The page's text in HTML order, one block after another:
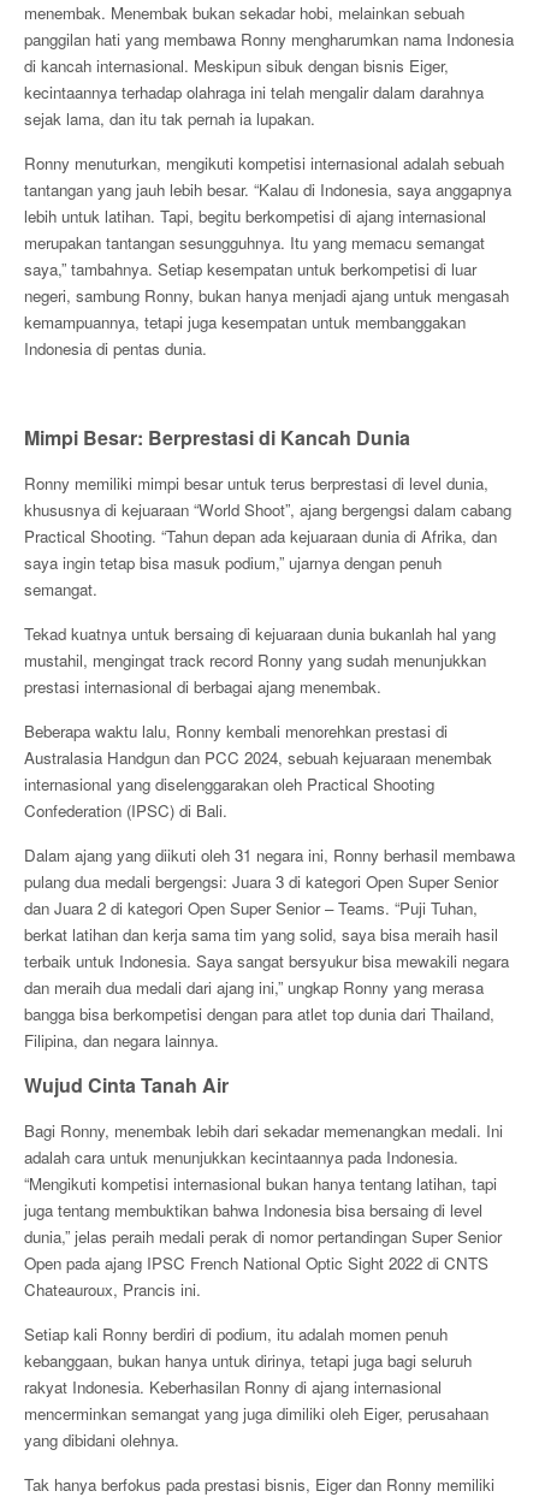
menembak. Menembak bukan sekadar hobi, melainkan sebuah
panggilan hati yang membawa Ronny mengharumkan nama Indonesia
di kancah internasional. Meskipun sibuk dengan bisnis Eiger,
kecintaannya terhadap olahraga ini telah mengalir dalam darahnya
sejak lama, dan itu tak pernah ia lupakan.
Ronny menuturkan, mengikuti kompetisi internasional adalah sebuah
tantangan yang jauh lebih besar. “Kalau di Indonesia, saya anggapnya
lebih untuk latihan. Tapi, begitu berkompetisi di ajang internasional
merupakan tantangan sesungguhnya. Itu yang memacu semangat
saya,” tambahnya. Setiap kesempatan untuk berkompetisi di luar
negeri, sambung Ronny, bukan hanya menjadi ajang untuk mengasah
kemampuannya, tetapi juga kesempatan untuk membanggakan
Indonesia di pentas dunia.
Mimpi Besar: Berprestasi di Kancah Dunia
Ronny memiliki mimpi besar untuk terus berprestasi di level dunia,
khususnya di kejuaraan “World Shoot”, ajang bergengsi dalam cabang
Practical Shooting. “Tahun depan ada kejuaraan dunia di Afrika, dan
saya ingin tetap bisa masuk podium,” ujarnya dengan penuh
semangat.
Tekad kuatnya untuk bersaing di kejuaraan dunia bukanlah hal yang
mustahil, mengingat track record Ronny yang sudah menunjukkan
prestasi internasional di berbagai ajang menembak.
Beberapa waktu lalu, Ronny kembali menorehkan prestasi di
Australasia Handgun dan PCC 2024, sebuah kejuaraan menembak
internasional yang diselenggarakan oleh Practical Shooting
Confederation (IPSC) di Bali.
Dalam ajang yang diikuti oleh 31 negara ini, Ronny berhasil membawa
pulang dua medali bergengsi: Juara 3 di kategori Open Super Senior
dan Juara 2 di kategori Open Super Senior – Teams. “Puji Tuhan,
berkat latihan dan kerja sama tim yang solid, saya bisa meraih hasil
terbaik untuk Indonesia. Saya sangat bersyukur bisa mewakili negara
dan meraih dua medali dari ajang ini,” ungkap Ronny yang merasa
bangga bisa berkompetisi dengan para atlet top dunia dari Thailand,
Filipina, dan negara lainnya.
Wujud Cinta Tanah Air
Bagi Ronny, menembak lebih dari sekadar memenangkan medali. Ini
adalah cara untuk menunjukkan kecintaannya pada Indonesia.
“Mengikuti kompetisi internasional bukan hanya tentang latihan, tapi
juga tentang membuktikan bahwa Indonesia bisa bersaing di level
dunia,” jelas peraih medali perak di nomor pertandingan Super Senior
Open pada ajang IPSC French National Optic Sight 2022 di CNTS
Chateauroux, Prancis ini.
Setiap kali Ronny berdiri di podium, itu adalah momen penuh
kebanggaan, bukan hanya untuk dirinya, tetapi juga bagi seluruh
rakyat Indonesia. Keberhasilan Ronny di ajang internasional
mencerminkan semangat yang juga dimiliki oleh Eiger, perusahaan
yang dibidani olehnya.
Tak hanya berfokus pada prestasi bisnis, Eiger dan Ronny memiliki